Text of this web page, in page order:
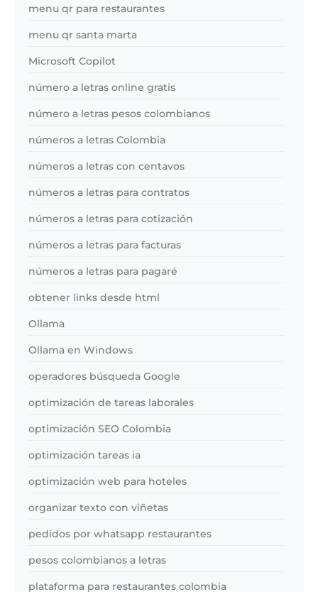
menu qr para restaurantes
menu qr santa marta
Microsoft Copilot
número a letras online gratis
número a letras pesos colombianos
números a letras Colombia
números a letras con centavos
números a letras para contratos
números a letras para cotización
números a letras para facturas
números a letras para pagaré
obtener links desde html
Ollama
Ollama en Windows
operadores búsqueda Google
optimización de tareas laborales
optimización SEO Colombia
optimización tareas ia
optimización web para hoteles
organizar texto con viñetas
pedidos por whatsapp restaurantes
pesos colombianos a letras
plataforma para restaurantes colombia